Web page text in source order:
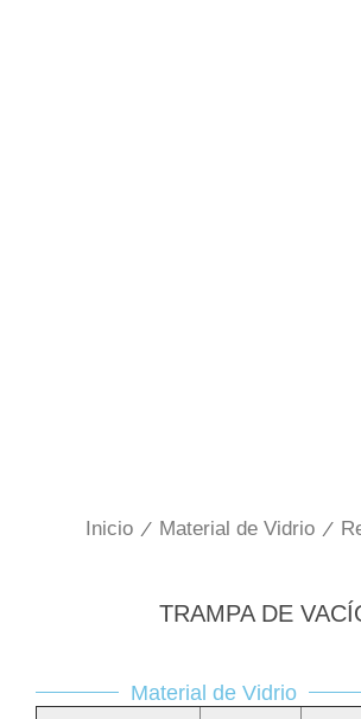
Inicio / Material de Vidrio /
TRAMPA DE
Material de Vidrio